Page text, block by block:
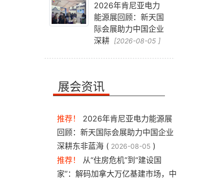
2026年肯尼亚电力
能源展回顾：新天国
际会展助力中国企业
深耕 [2026-08-05 ]
展会资讯
推荐！
2026年肯尼亚电力能源展
回顾：新天国际会展助力中国企业
深耕东非蓝海 ( 2026-08-05 )
推荐！
从“住房危机”到“建设国
家”：解码加拿大万亿基建市场，中